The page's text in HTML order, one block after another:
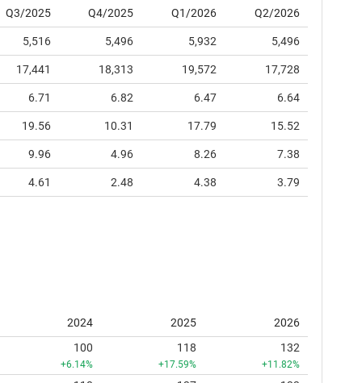
Q3/2025 Q4/2025 Q1/2026 Q2/2026
5,516 5,496 5,932 5,496
17,441 18,313 19,572 17,728
6.71 6.82 6.47 6.64
19.56 10.31 17.79 15.52
9.96 4.96 8.26 7.38
4.61 2.48 4.38 3.79
2024 2025
2026
100
+6.14%
118
+17.59%
132
+11.82%